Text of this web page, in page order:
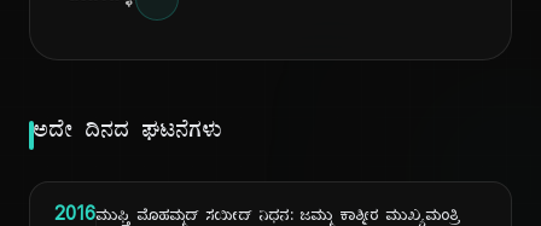
ಅದೇ ದಿನದ ಘಟನೆಗಳು
2016ಮುಫ್ತಿ ಮೊಹಮ್ಮದ್ ಸಯೀದ್ ನಿಧನ: ಜಮ್ಮು ಕಾಶ್ಮೀರ ಮುಖ್ಯಮಂತ್ರಿ